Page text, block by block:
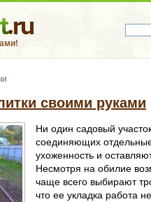
своими руками
Ни один садовый
соединяющих
ухоженность и
Несмотря на обилие
чаще всего выбирают
что ее укладка работа